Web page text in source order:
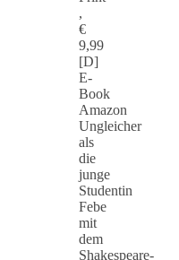
,
€
9,99
[D]
E-
Book
Amazon
Ungleicher
als
die
junge
Studentin
Febe
mit
dem
Shakespeare-